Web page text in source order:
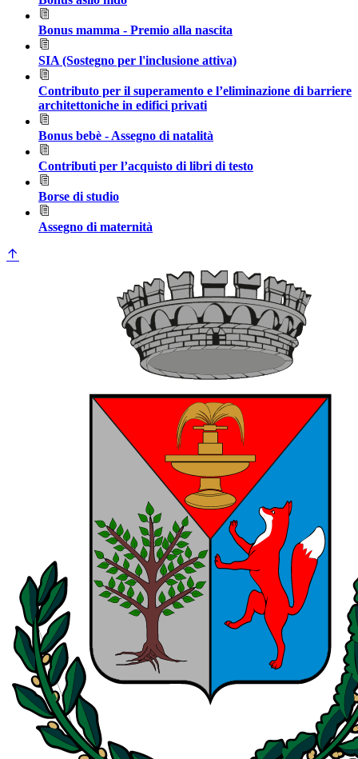
Bonus mamma - Premio alla nascita
SIA (Sostegno per l'inclusione attiva)
Contributo per il superamento e l’eliminazione di barriere
architettoniche in edifici privati
Bonus bebè - Assegno di natalità
Contributi per l’acquisto di libri di testo
Borse di studio
Assegno di maternità